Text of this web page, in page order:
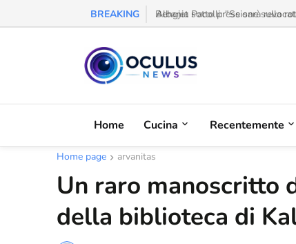
BREAKING Behgjet Pacolli: "Se sarà
Home Cucina Recentemente
Home page arvanitas
Un raro manoscritto
della biblioteca di